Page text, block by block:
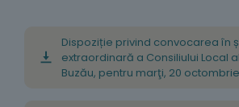
Dispoziție privind convocarea în
extraordinară a Consiliului Local
Buzău, pentru marţi, 20 octombrie